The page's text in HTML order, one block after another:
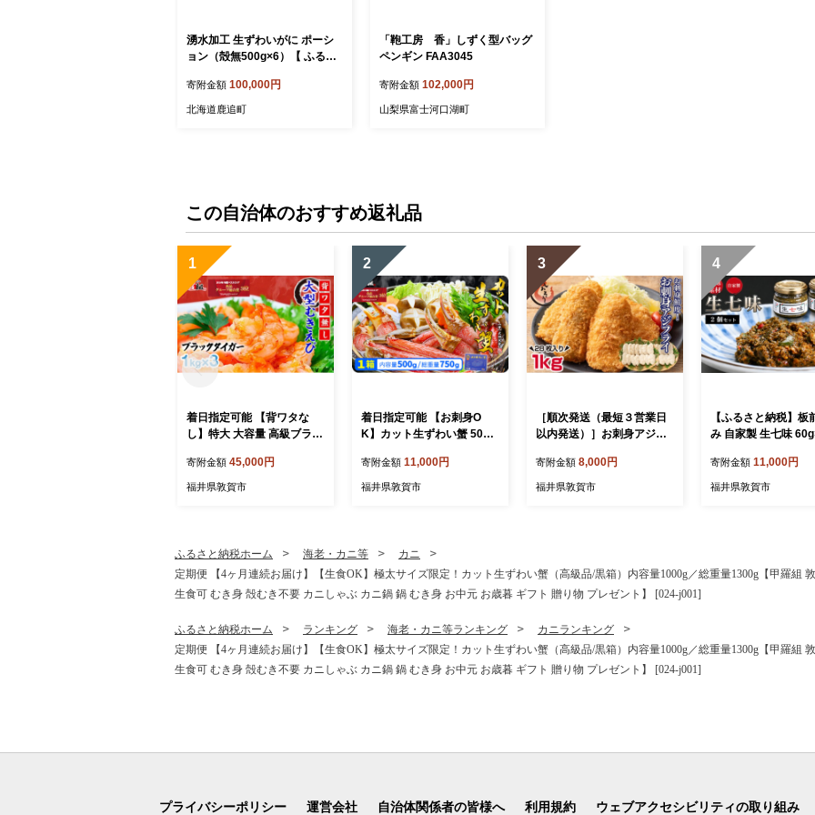
湧水加工 生ずわいがに ポーシ
ョン（殻無500g×6）【 ふるさ
グ カニ 蟹 かに ズワイガニ ずわ
いがに 海鮮 剥き身 むき身 ポー
寄附金額 100,000円
北海道鹿追町
「鞄工房 香」しずく型バッグ
ペンギン FAA3045
寄附金額 102,000円
山梨県富士河口湖町
この自治体のおすすめ返礼品
1
着日指定可能 【背ワタな
し】特大 大容量 高級ブラッ
び）約1kg (解凍時800g前
後) / 約40〜70尾 × 3セット
利 ランキング 感謝祭】[024
寄附金額 45,000円
福井県敦賀市
2
着日指定可能 【お刺身O
K】カット生ずわい蟹 500g
羅組 敦賀 かに カニ 蟹 ズワ
イガニ ずわいがに 刺身 生
り物 プレゼント】[024-a02
寄附金額 11,000円
福井県敦賀市
3
［順次発送（最短３営業日
以内発送）］お刺身アジフ
おそう おつまみ 惣菜 お惣
菜 お弁当 アジフライ アジ
寄附金額 8,000円
福井県敦賀市
4
【ふるさと納税】板
み 自家製 生七味
椒 薬味 辛味調味料
冷凍 鍋 しゃぶしゃ
寄附金額 11,000円
福井県敦賀市
ふるさと納税ホーム 海老・カニ等
カニ
定期便 【4ヶ月連続お届け】【生食OK】極太サイズ限定！カット生ずわい蟹（高級品/黒箱）内容量1000g／総重量1300g【甲羅組
生食可 むき身 殻むき不要 カニしゃぶ カニ鍋 鍋 むき身 お中元 お歳暮 ギフト 贈り物 プレゼント】 [024-j001]
ふるさと納税ホーム ランキング 海老・カニ等ランキング
カニランキング
定期便 【4ヶ月連続お届け】【生食OK】極太サイズ限定！カット生ずわい蟹（高級品/黒箱）内容量1000g／総重量1300g【甲羅組
生食可 むき身 殻むき不要 カニしゃぶ カニ鍋 鍋 むき身 お中元 お歳暮 ギフト 贈り物 プレゼント】 [024-j001]
プライバシーポリシー 運営会社 自治体関係者の皆様へ 利用規約 ウェブアクセシビリティの取り組み